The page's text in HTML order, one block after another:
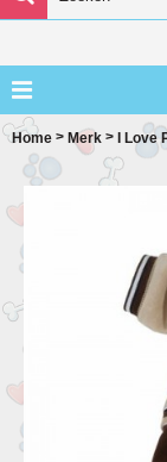
Home > Merk > I Love